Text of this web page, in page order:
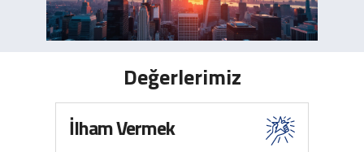
Değerlerimiz
İlham Vermek